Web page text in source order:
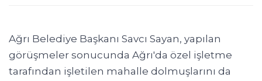
Ağrı Belediye Başkanı Savcı Sayan, yapılan
görüşmeler sonucunda Ağrı'da özel işletme
tarafından işletilen mahalle dolmuşlarını da